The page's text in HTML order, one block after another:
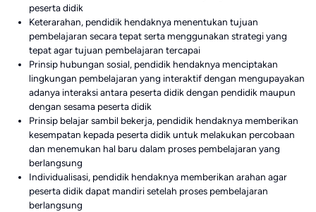
peserta didik
Keterarahan, pendidik hendaknya menentukan tujuan
pembelajaran secara tepat serta menggunakan strategi yang
tepat agar tujuan pembelajaran tercapai
Prinsip hubungan sosial, pendidik hendaknya menciptakan
lingkungan pembelajaran yang interaktif dengan mengupayakan
adanya interaksi antara peserta didik dengan pendidik maupun
dengan sesama peserta didik
Prinsip belajar sambil bekerja, pendidik hendaknya memberikan
kesempatan kepada peserta didik untuk melakukan percobaan
dan menemukan hal baru dalam proses pembelajaran yang
berlangsung
Individualisasi, pendidik hendaknya memberikan arahan agar
peserta didik dapat mandiri setelah proses pembelajaran
berlangsung